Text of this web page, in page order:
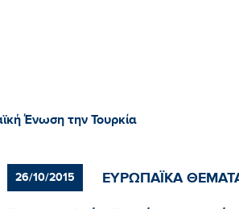
Ένωση την Τουρκία
26/10/2015 ΕΥΡΩΠΑΪΚΑ